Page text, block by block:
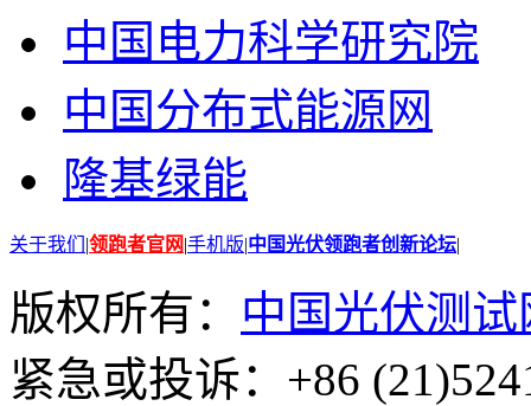
中国电力科学研究院
中国分布式能源网
隆基绿能
关于我们 |领跑者官网|手机版|中国光伏领跑者创新论坛|
版权所有： 中国光伏测试
紧急或投诉：+86